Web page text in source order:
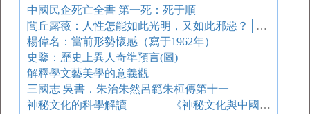
中國民企死亡全書 第一死：死于順
閭丘露薇：人性怎能如此光明，又如此邪惡？│開卷八分鐘
楊偉名：當前形勢懷感（寫于1962年）
史鑒：歷史上異人奇準預言(圖)
解釋學文藝美學的意義觀
三國志 吳書．朱治朱然呂範朱桓傳第十一
神秘文化的科學解讀 ——《神秘文化與中國人》閱讀札記